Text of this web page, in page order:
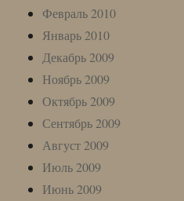
Февраль 2010
Январь 2010
Декабрь 2009
Ноябрь 2009
Октябрь 2009
Сентябрь 2009
Август 2009
Июль 2009
Июнь 2009